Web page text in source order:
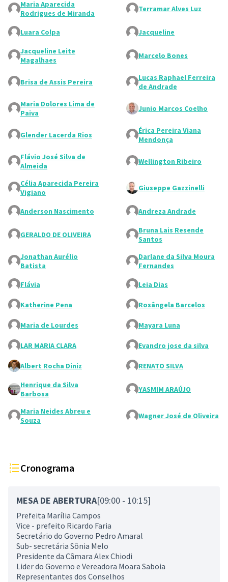
Maria Aparecida
Rodrigues de Miranda
Terramar Alves Luz
Luara Colpa Jacqueline
Jacqueline Leite
Magalhaes
Marcelo Bones
Brisa de Assis Pereira
Lucas Raphael Ferreira
de Andrade
Maria Dolores Lima de
Paiva
Junio Marcos Coelho
Glender Lacerda Rios
Érica Pereira Viana
Mendonça
Flávio José Silva de
Almeida
Wellington Ribeiro
Célia Aparecida Pereira
Vigiano
Giuseppe Gazzinelli
Anderson Nascimento Andreza Andrade
GERALDO DE OLIVEIRA
Bruna Lais Resende
Santos
Jonathan Aurélio
Batista
Darlane da Silva Moura
Fernandes
Flávia Leia Dias
Katherine Pena Rosângela Barcelos
Maria de Lourdes Mayara Luna
LAR MARIA CLARA Evandro jose da silva
Albert Rocha Diniz RENATO SILVA
Henrique da Silva
Barbosa
YASMIM ARAÚJO
Maria Neides Abreu e
Souza
Wagner José de Oliveira
Cronograma
MESA DE ABERTURA[09:00 - 10:15]
Prefeita Marília Campos
Vice - prefeito Ricardo Faria
Secretário do Governo Pedro Amaral
Sub- secretária Sônia Melo
Presidente da Câmara Alex Chiodi
Lider do Governo e Vereadora Moara Saboia
Representantes dos Conselhos